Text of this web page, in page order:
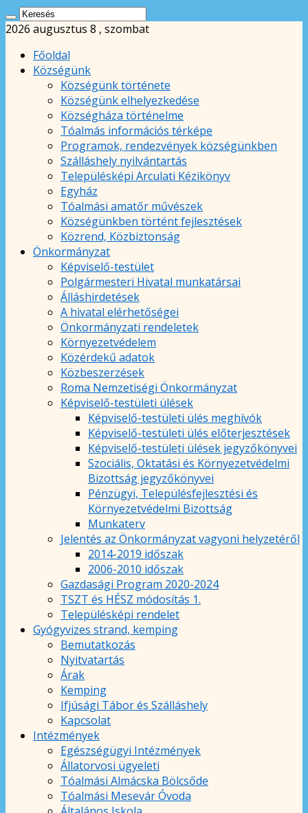
2026 augusztus 8 , szombat
Főoldal
Községünk
Községünk története
Községünk elhelyezkedése
Községháza történelme
Tóalmás információs térképe
Programok, rendezvények községünkben
Szálláshely nyilvántartás
Településképi Arculati Kézikönyv
Egyház
Tóalmási amatőr művészek
Községünkben történt fejlesztések
Közrend, Közbiztonság
Önkormányzat
Képviselő-testület
Polgármesteri Hivatal munkatársai
Álláshirdetések
A hivatal elérhetőségei
Önkormányzati rendeletek
Környezetvédelem
Közérdekű adatok
Közbeszerzések
Roma Nemzetiségi Önkormányzat
Képviselő-testületi ülések
Képviselő-testületi ülés meghívók
Képviselő-testületi ülés előterjesztések
Képviselő-testületi ülések jegyzőkönyvei
Szociális, Oktatási és Környezetvédelmi
Bizottság jegyzőkönyvei
Pénzügyi, Településfejlesztési és
Környezetvédelmi Bizottság
Munkaterv
Jelentés az Önkormányzat vagyoni helyzetéről
2014-2019 időszak
2006-2010 időszak
Gazdasági Program 2020-2024
TSZT és HÉSZ módosítás 1.
Településképi rendelet
Gyógyvizes strand, kemping
Bemutatkozás
Nyitvatartás
Árak
Kemping
Ifjúsági Tábor és Szálláshely
Kapcsolat
Intézmények
Egészségügyi Intézmények
Állatorvosi ügyeleti
Tóalmási Almácska Bölcsőde
Tóalmási Mesevár Óvoda